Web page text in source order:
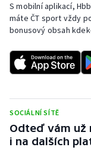
Volejbal
S mobilní aplikací,
máte ČT sport vždy
bonusový obsah
SOCIÁLNÍ SÍTĚ
Odteď vám už
i na dalších